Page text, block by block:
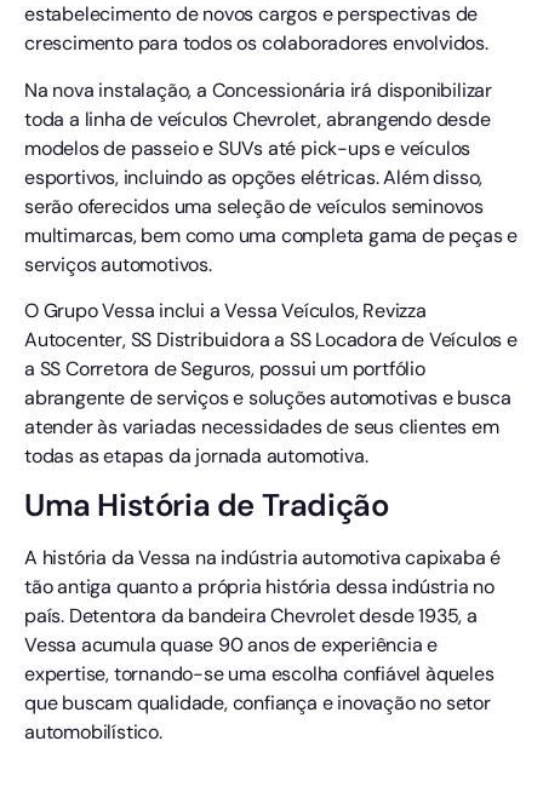
estabelecimento de novos cargos e perspectivas de
crescimento para todos os colaboradores envolvidos.
Na nova instalação, a Concessionária irá disponibilizar
toda a linha de veículos Chevrolet, abrangendo desde
modelos de passeio e SUVs até pick-ups e veículos
esportivos, incluindo as opções elétricas. Além disso,
serão oferecidos uma seleção de veículos seminovos
multimarcas, bem como uma completa gama de peças e
serviços automotivos.
O Grupo Vessa inclui a Vessa Veículos, Revizza
Autocenter, SS Distribuidora a SS Locadora de Veículos e
a SS Corretora de Seguros, possui um portfólio
abrangente de serviços e soluções automotivas e busca
atender às variadas necessidades de seus clientes em
todas as etapas da jornada automotiva.
Uma História de Tradição
A história da Vessa na indústria automotiva capixaba é
tão antiga quanto a própria história dessa indústria no
país. Detentora da bandeira Chevrolet desde 1935, a
Vessa acumula quase 90 anos de experiência e
expertise, tornando-se uma escolha confiável àqueles
que buscam qualidade, confiança e inovação no setor
automobilístico.